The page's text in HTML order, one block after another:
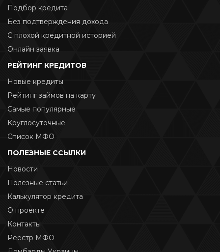
Подбор кредита
Без подтверждения дохода
С плохой кредитной историей
Онлайн заявка
РЕЙТИНГ КРЕДИТОВ
Новые кредиты
Рейтинг займов на карту
Самые популярные
Круглосуточные
Список МФО
ПОЛЕЗНЫЕ ССЫЛКИ
Новости
Полезные статьи
Калькулятор кредита
О проекте
Контакты
Реестр МФО